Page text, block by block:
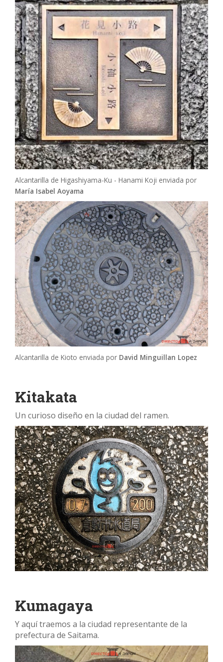
Alcantarilla de Higashiyama-Ku - Hanami Koji enviada por
María Isabel Aoyama
Alcantarilla de Kioto enviada por David Minguillan Lopez
Kitakata
Un curioso diseño en la ciudad del ramen.
Kumagaya
Y aquí traemos a la ciudad representante de la
prefectura de Saitama.